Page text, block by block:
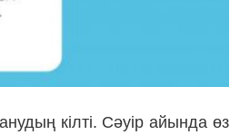
кілті. Сәуір айында өз